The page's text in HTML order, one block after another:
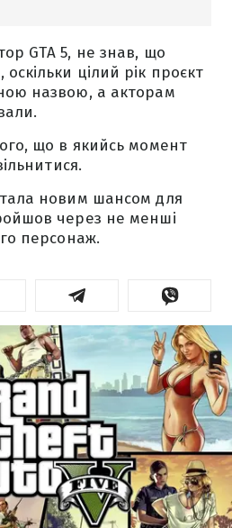
GTA 5, не знав, що
цілий рік проєкт
назвою, а акторам
що в якийсь момент
новим шансом для
через не менші
персонаж.